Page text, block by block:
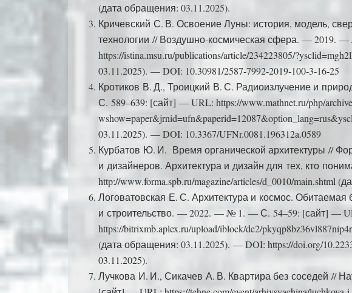
(дата обращения: 03.11.2025).
Кричевский С. В. Освоение Луны: история, модель,
технологии // Воздушно-космическая сфера. — 2019.
https://istina.msu.ru/publications/article/234223805/
03.11.2025). — DOI: 10.30981/2587‑7992‑2019‑100‑3‑16‑25
Кротиков В. Д., Троицкий В. С. Радиоизлучение и
С. 589–639: [сайт] — URL: https://www.mathnet.ru/php/
03.11.2025). — DOI: 10.3367/UFNr.0081.196312a.0589
Курбатов Ю. И. Время органической архитектуры //
и дизайнеров. Архитектура и дизайн для тех, кто
http://www.forma.spb.ru/magazine/articles/d_0010/main.shtml
Логоватовская Е. С. Архитектура и космос. Обитаемая
и строительство. — 2022. — № 1. — С. 54–59: [сайт] —
https://bitrixmb.aplex.ru/upload/iblock/de2/
(дата обращения: 03.11.2025). — DOI: https://doi.org/
03.11.2025).
Лучкова И. И., Сикачев А. В. Квартира без соседей //